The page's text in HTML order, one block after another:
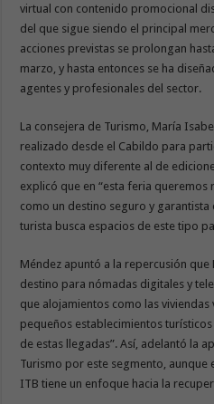
virtual con contenido promocional
del que sigue siendo el principal
acciones previstas se prolongan
marzo, y hasta entonces se ha
agentes y profesionales del sector.
La consejera de Turismo, María
realizado desde el Cabildo para
contexto muy diferente al de
explicó que en “esta feria
como un destino seguro y garantista
turista busca espacios de este tipo
Méndez apuntó a la repercusión
destino para nómadas digitales y
que alojamientos como las viviendas
pequeños establecimientos
de estas llegadas”. Así, adelantó la
Turismo por este segmento,
ITB tiene un enfoque hacia la